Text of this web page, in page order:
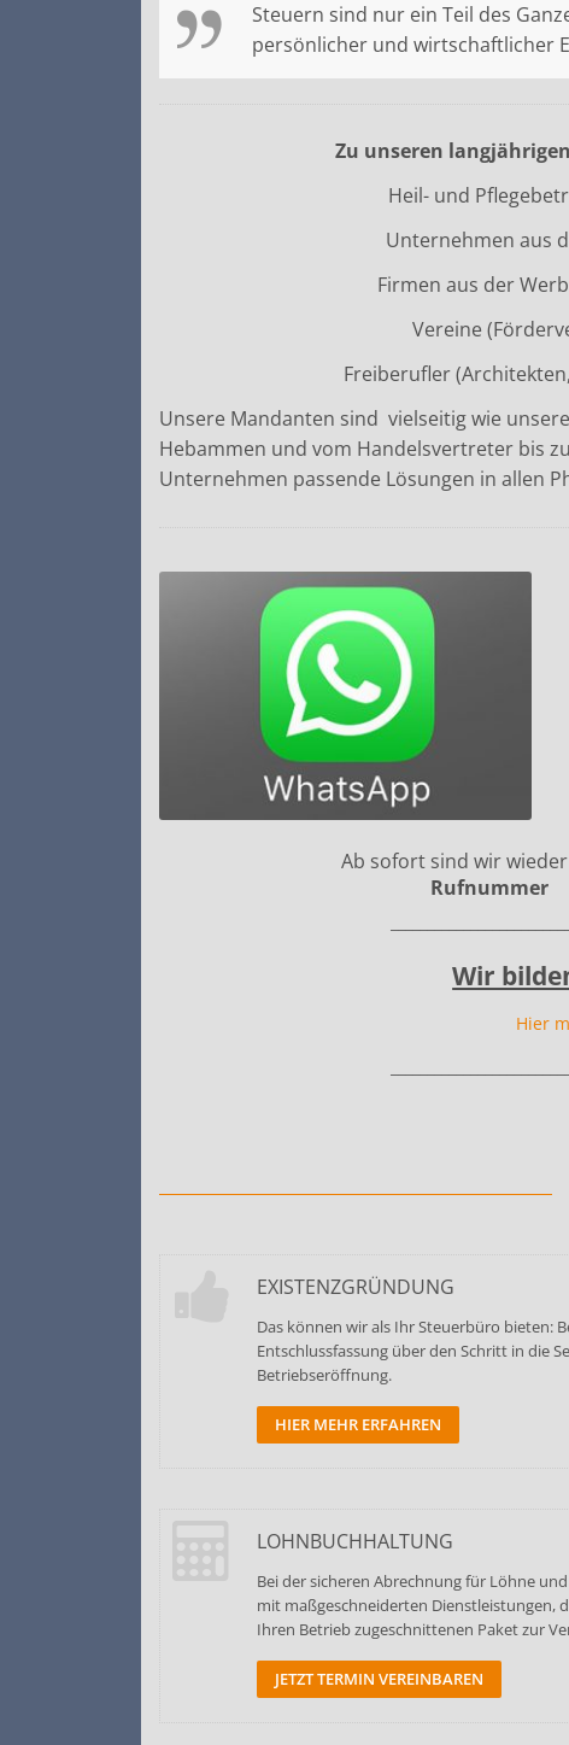
Steuern sind nur ein Teil des
persönlicher und wirtschaftlicher
Zu unseren
Heil- und
Unternehmen aus
Firmen aus der
Vereine
Freiberufler
Unsere Mandanten sind vielseitig wie
Hebammen und vom Handelsvertreter bis
Unternehmen passende Lösungen in allen
Ab sofort sind wir
Rufnummer
Wir
Hier
EXISTENZGRÜNDUNG
Das können wir als Ihr Steuerbüro bieten:
Entschlussfassung über den Schritt in die
Betriebseröffnung.
HIER MEHR ERFAHREN
LOHNBUCHHALTUNG
Bei der sicheren Abrechnung für Löhne
mit maßgeschneiderten Dienstleistungen,
Ihren Betrieb zugeschnittenen Paket zur
JETZT TERMIN VEREINBAREN